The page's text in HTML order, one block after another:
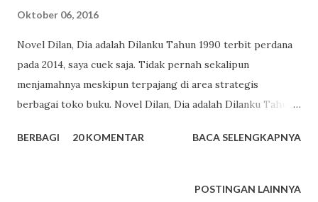
Oktober 06, 2016
Novel Dilan, Dia adalah Dilanku Tahun 1990 terbit perdana
pada 2014, saya cuek saja. Tidak pernah sekalipun
menjamahnya meskipun terpajang di area strategis
berbagai toko buku. Novel Dilan, Dia adalah Dilanku Tahun
Suara dari Dilan muncul Agustus 2016, saya baru
Kayaknya Cerita cinta Dilan dan Milea. Sebagian besar calon
BERBAGI 20 KOMENTAR BACA SELENGKAPNYA
POSTINGAN LAINNYA